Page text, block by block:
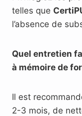
telles que
l’absence de
Quel entretien
à mémoire de
Il est
2-3 mois, de